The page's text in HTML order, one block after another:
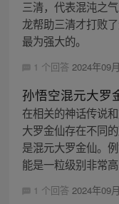
三清，代表混沌之
龙帮助三清才打败
最为强大的。
1 个回答 2024年09
孙悟空混元大罗
在相关的神话传说
大罗金仙存在不同
是混元大罗金仙。
能是一粒级别非常
1 个回答 2024年09